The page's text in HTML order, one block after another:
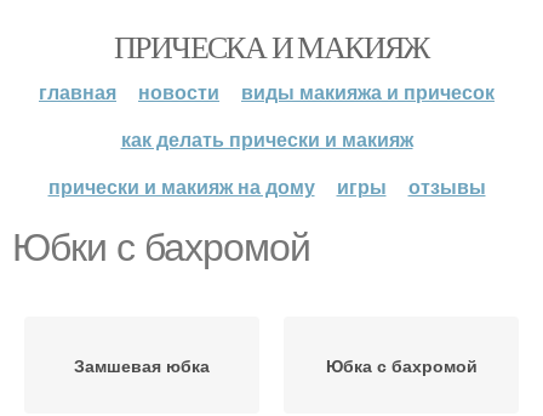
ПРИЧЕСКА И МАКИЯЖ
главная новости
виды макияжа и причесок
как делать прически и макияж
прически и макияж на дому
игры отзывы
Юбки с бахромой
Замшевая юбка Юбка с бахромой